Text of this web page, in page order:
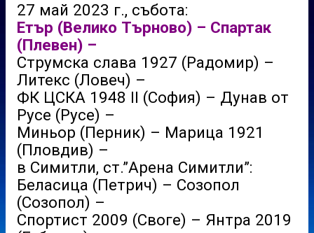
27 май 2023 г., събота:
Етър (Велико Търново) – Спартак
(Плевен) –
Струмска слава 1927 (Радомир) –
Литекс (Ловеч) –
ФК ЦСКА 1948 II (София) – Дунав от
Русе (Русе) –
Миньор (Перник) – Марица 1921
(Пловдив) –
в Симитли, ст.”Арена Симитли”:
Беласица (Петрич) – Созопол
(Созопол) –
Спортист 2009 (Своге) – Янтра 2019